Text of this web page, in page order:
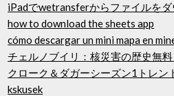
iPadでwetransferからファイルを
how to download the sheets app
cómo descargar un mini mapa en
チェルノブイリ：核災害の歴史無
クローク＆ダガーシーズン1トレン
kskusek